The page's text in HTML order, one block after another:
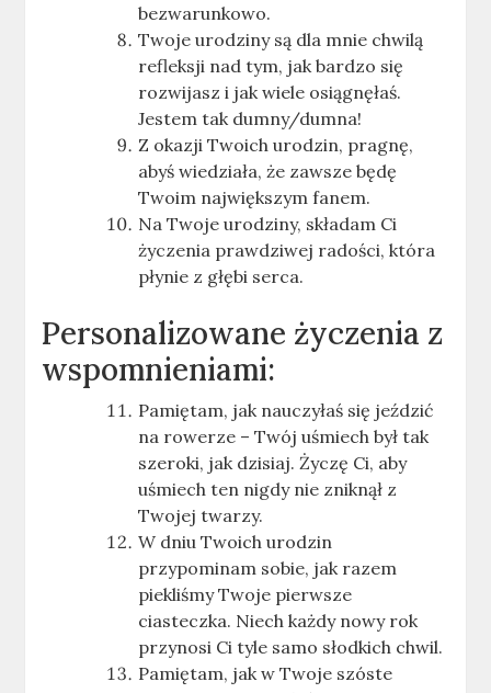
bezwarunkowo.
Twoje urodziny są dla mnie chwilą
refleksji nad tym, jak bardzo się
rozwijasz i jak wiele osiągnęłaś.
Jestem tak dumny/dumna!
Z okazji Twoich urodzin, pragnę,
abyś wiedziała, że zawsze będę
Twoim największym fanem.
Na Twoje urodziny, składam Ci
życzenia prawdziwej radości, która
płynie z głębi serca.
Personalizowane życzenia z
wspomnieniami:
Pamiętam, jak nauczyłaś się jeździć
na rowerze – Twój uśmiech był tak
szeroki, jak dzisiaj. Życzę Ci, aby
uśmiech ten nigdy nie zniknął z
Twojej twarzy.
W dniu Twoich urodzin
przypominam sobie, jak razem
piekliśmy Twoje pierwsze
ciasteczka. Niech każdy nowy rok
przynosi Ci tyle samo słodkich chwil.
Pamiętam, jak w Twoje szóste